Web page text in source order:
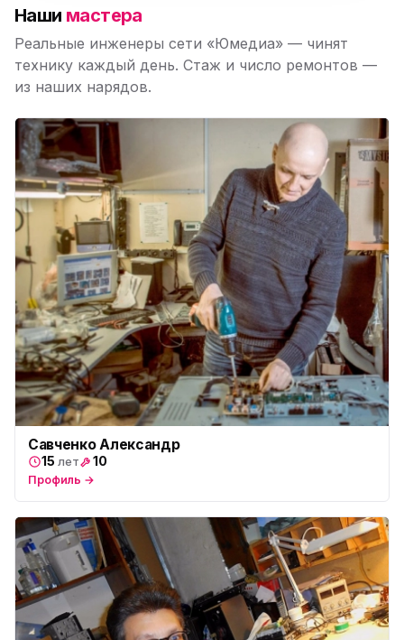
ю Морская набережная, 35
ю
Юмедиа на Наставников
пр. Наставников 35
ю
Юмедиа на Дыбенко
ул. Антонова-Овсеенко, 25к1
ю
Юмедиа в ТК Юго-Запад
пр. Маршала Жукова, 35-1
ю
Юмедиа на Космонавтов
пр. Космонавтов, 38к4
ю
Юмедиа на Международной
ул. Белы Куна, 24к1
ю
Юмедиа в Купчино
ул. Будапештская, 87-3
ю
Юмедиа Сервис в Колпино
ул. Тверская 60, Колпино
ю
Юмедиа во Всеволожске
пр. Христиновский 28, Всеволожск
Наши мастера
Реальные инженеры сети «Юмедиа» — чинят
технику каждый день. Стаж и число ремонтов —
из наших нарядов.
Савченко Александр
15 лет 10
Профиль →